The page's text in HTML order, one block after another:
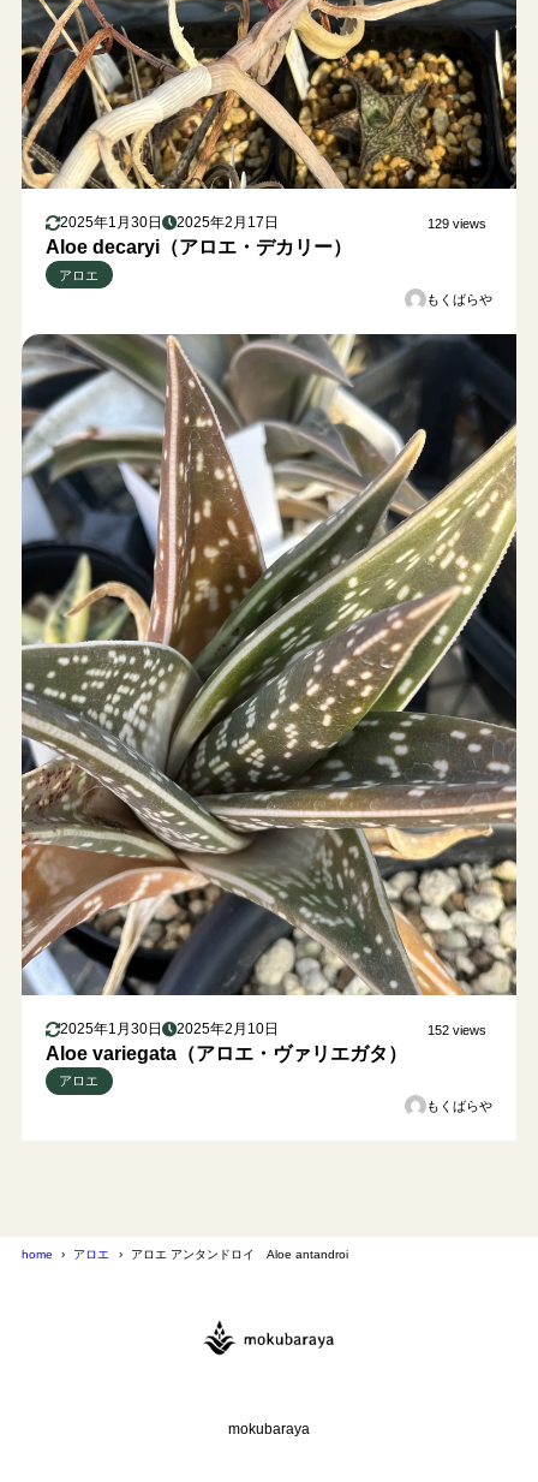
2025年1月30日 2025年2月17日 129 views
Aloe decaryi（アロエ・デカリー）
アロエ
もくばらや
2025年1月30日 2025年2月10日 152 views
Aloe variegata（アロエ・ヴァリエガタ）
アロエ
もくばらや
home アロエ アロエ アンタンドロイ Aloe antandroi
mokubaraya